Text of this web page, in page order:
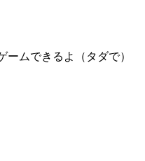
ムできるよ（タダで）